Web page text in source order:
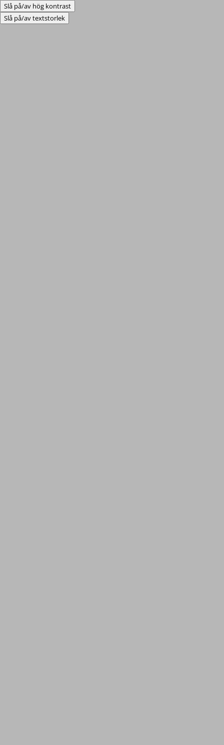
Slå på/av hög kontrast
Slå på/av textstorlek